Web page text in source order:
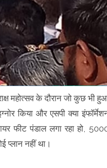
महोत्सव के दौरान जो कुछ भी
किया और एसपी क्या
फीट पंडाल लगा रहा हो,
प्लान नहीं था।